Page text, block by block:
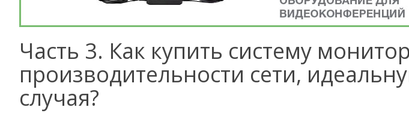
Часть 3. Как купить систему
производительности сети,
случая?